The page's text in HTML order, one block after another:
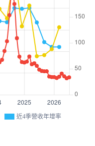
近4季營收年增率